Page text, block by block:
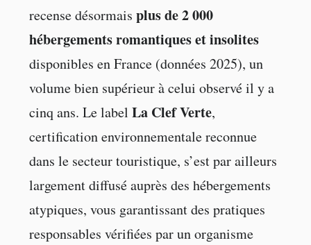
recense désormais plus de 2 000
hébergements romantiques et insolites
disponibles en France (données 2025), un
volume bien supérieur à celui observé il y a
cinq ans. Le label La Clef Verte,
certification environnementale reconnue
dans le secteur touristique, s’est par ailleurs
largement diffusé auprès des hébergements
atypiques, vous garantissant des pratiques
responsables vérifiées par un organisme